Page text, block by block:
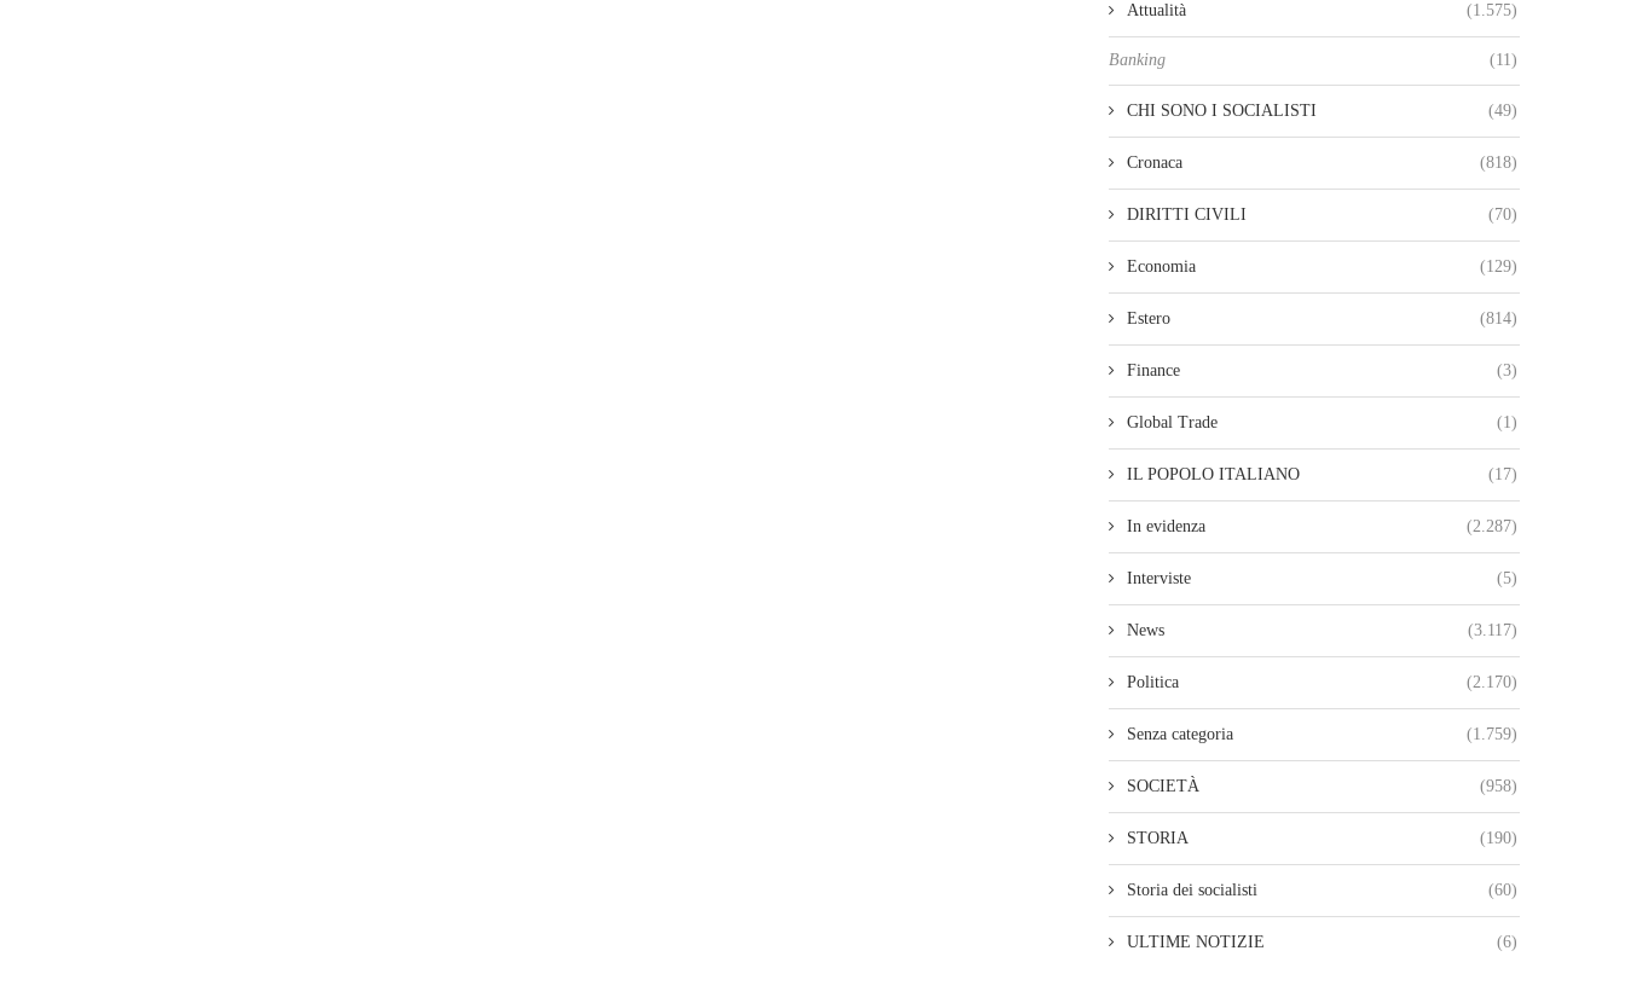
Attualità (1.575)
Banking (11)
CHI SONO I SOCIALISTI (49)
Cronaca (818)
DIRITTI CIVILI (70)
Economia (129)
Estero (814)
Finance (3)
Global Trade (1)
IL POPOLO ITALIANO (17)
In evidenza (2.287)
Interviste (5)
News (3.117)
Politica (2.170)
Senza categoria (1.759)
SOCIETÀ (958)
STORIA (190)
Storia dei socialisti (60)
ULTIME NOTIZIE (6)